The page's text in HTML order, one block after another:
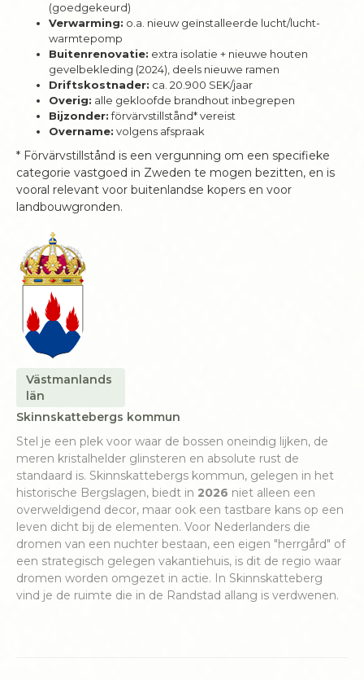
(goedgekeurd)
Verwarming: o.a. nieuw geïnstalleerde lucht/lucht-
warmtepomp
Buitenrenovatie: extra isolatie + nieuwe houten
gevelbekleding (2024), deels nieuwe ramen
Driftskostnader: ca. 20.900 SEK/jaar
Overig: alle gekloofde brandhout inbegrepen
Bijzonder:förvärvstillstånd* vereist
Overname: volgens afspraak
* Förvärvstillstånd is een vergunning om een specifieke
categorie vastgoed in Zweden te mogen bezitten, en is
vooral relevant voor buitenlandse kopers en voor
landbouwgronden.
Västmanlands
län
Skinnskattebergs kommun
Stel je een plek voor waar de bossen oneindig lijken, de
meren kristalhelder glinsteren en absolute rust de
standaard is. Skinnskattebergs kommun, gelegen in het
historische Bergslagen, biedt in 2026 niet alleen een
overweldigend decor, maar ook een tastbare kans op een
leven dicht bij de elementen. Voor Nederlanders die
dromen van een nuchter bestaan, een eigen "herrgård" of
een strategisch gelegen vakantiehuis, is dit de regio waar
dromen worden omgezet in actie. In Skinnskatteberg
vind je de ruimte die in de Randstad allang is verdwenen.